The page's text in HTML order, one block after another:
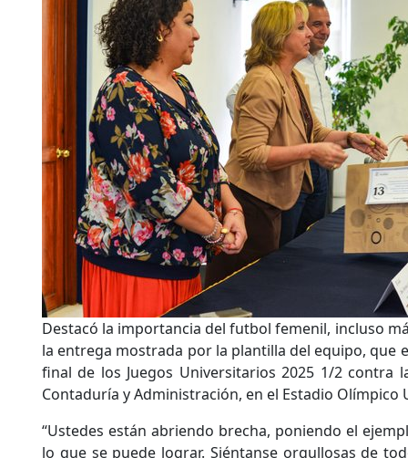
Destacó la importancia del futbol femenil, incluso
la entrega mostrada por la plantilla del equipo, que
final de los Juegos Universitarios 2025 1/2 contra
Contaduría y Administración, en el Estadio Olímpico
“Ustedes están abriendo brecha, poniendo el
lo que se puede lograr. Siéntanse orgullosas de